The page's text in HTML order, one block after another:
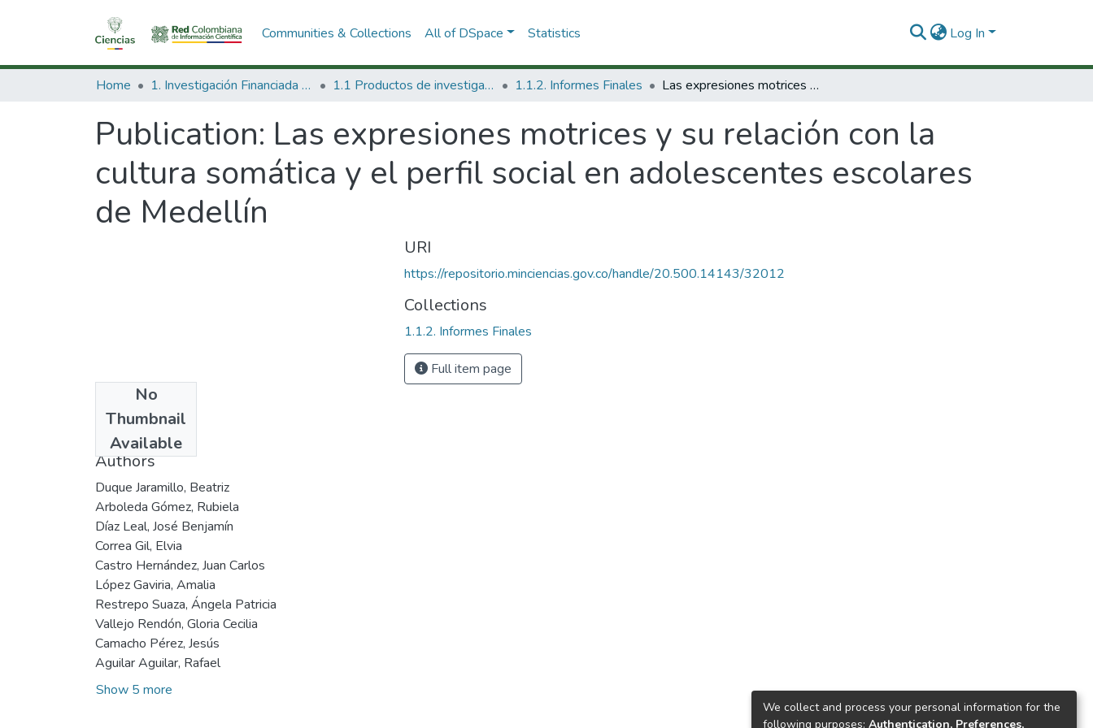
Communities & Collections All of DSpace Statistics Log In
Home 1. Investigación Financiada con Recursos Públicos 1.1 Productos de investigación 1.1.2. Informes Finales Las expresiones motrices y su relación con la cultura somática y el perfil social en adolescentes escolares de Medellín
Publication: Las expresiones motrices y su relación con la
cultura somática y el perfil social en adolescentes escolares
de Medellín
No
Thumbnail
Available
1992
Authors
Duque Jaramillo, Beatriz
Arboleda Gómez, Rubiela
Díaz Leal, José Benjamín
Correa Gil, Elvia
Castro Hernández, Juan Carlos
López Gaviria, Amalia
Restrepo Suaza, Ángela Patricia
Vallejo Rendón, Gloria Cecilia
Camacho Pérez, Jesús
Aguilar Aguilar, Rafael
Show 5 more
URI
https://repositorio.minciencias.gov.co/handle/20.500.14143/32012
Collections
1.1.2. Informes Finales
Full item page
We collect and process your personal information for the
following purposes: Authentication, Preferences,